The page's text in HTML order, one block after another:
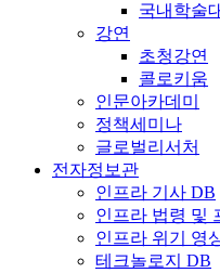
국내학술
강연
초청강연
콜로키움
인문아카데미
정책세미나
글로벌리서처
전자정보관
인프라 기사 DB
인프라 법령 및
인프라 위기 영
테크놀로지 DB